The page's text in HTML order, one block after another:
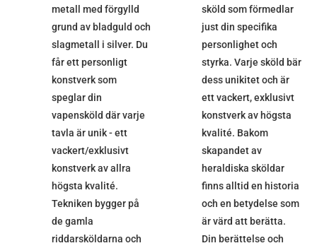
metall med förgylld
grund av bladguld och
slagmetall i silver. Du
får ett personligt
konstverk som
speglar din
vapensköld där varje
tavla är unik - ett
vackert/exklusivt
konstverk av allra
högsta kvalité.
Tekniken bygger på
de gamla
riddarsköldarna och
sköld som förmedlar
just din specifika
personlighet och
styrka. Varje sköld bär
dess unikitet och är
ett vackert, exklusivt
konstverk av högsta
kvalité. Bakom
skapandet av
heraldiska sköldar
finns alltid en historia
och en betydelse som
är värd att berätta.
Din berättelse och